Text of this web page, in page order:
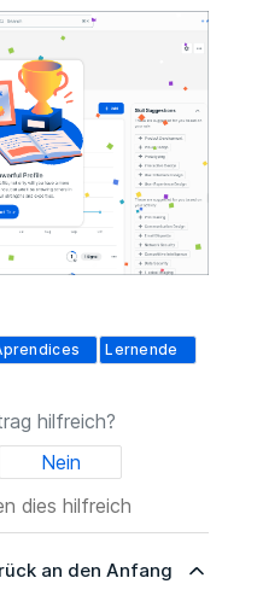
Lernende
hilfreich?
Nein
dies hilfreich
an den Anfang